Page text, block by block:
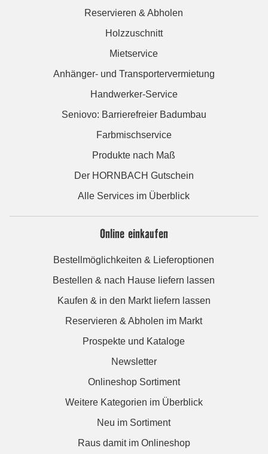
Reservieren & Abholen
Holzzuschnitt
Mietservice
Anhänger- und Transportervermietung
Handwerker-Service
Seniovo: Barrierefreier Badumbau
Farbmischservice
Produkte nach Maß
Der HORNBACH Gutschein
Alle Services im Überblick
Online einkaufen
Bestellmöglichkeiten & Lieferoptionen
Bestellen & nach Hause liefern lassen
Kaufen & in den Markt liefern lassen
Reservieren & Abholen im Markt
Prospekte und Kataloge
Newsletter
Onlineshop Sortiment
Weitere Kategorien im Überblick
Neu im Sortiment
Raus damit im Onlineshop